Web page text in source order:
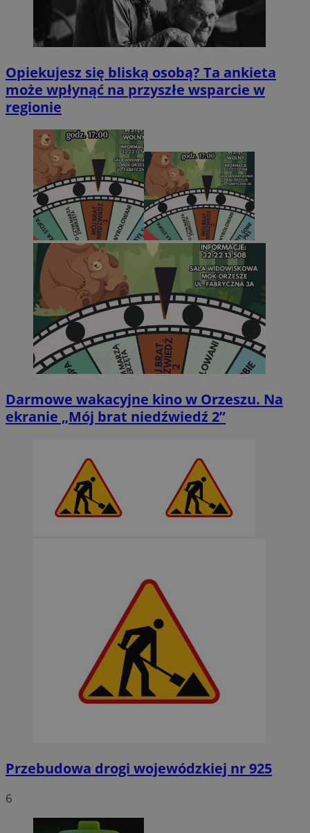
Opiekujesz się bliską osobą? Ta ankieta
może wpłynąć na przyszłe wsparcie w
regionie
Darmowe wakacyjne kino w Orzeszu. Na
ekranie „Mój brat niedźwiedź 2”
Przebudowa drogi wojewódzkiej nr 925
6